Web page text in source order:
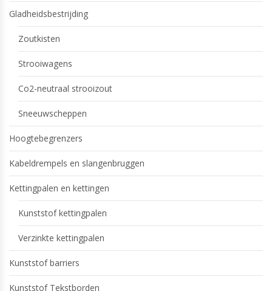
Gladheidsbestrijding
Zoutkisten
Strooiwagens
Co2-neutraal strooizout
Sneeuwscheppen
Hoogtebegrenzers
Kabeldrempels en slangenbruggen
Kettingpalen en kettingen
Kunststof kettingpalen
Verzinkte kettingpalen
Kunststof barriers
Kunststof Tekstborden